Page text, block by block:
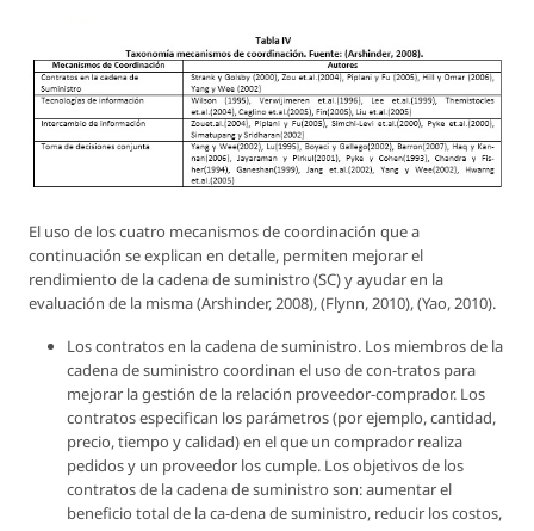
El uso de los cuatro mecanismos de coordinación que a
continuación se explican en detalle, permiten mejorar el
rendimiento de la cadena de suministro (SC) y ayudar en la
evaluación de la misma (Arshinder, 2008), (Flynn, 2010), (Yao, 2010).
Los contratos en la cadena de suministro. Los miembros de la
cadena de suministro coordinan el uso de con-tratos para
mejorar la gestión de la relación proveedor-comprador. Los
contratos especifican los parámetros (por ejemplo, cantidad,
precio, tiempo y calidad) en el que un comprador realiza
pedidos y un proveedor los cumple. Los objetivos de los
contratos de la cadena de suministro son: aumentar el
beneficio total de la ca-dena de suministro, reducir los costos,